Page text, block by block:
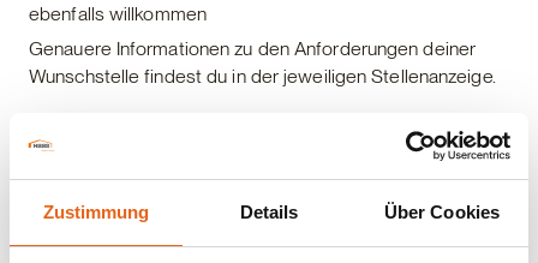
Zustimmung Details Über Cookies
ebenfalls willkommen
Genauere Informationen zu den Anforderungen deiner
Wunschstelle findest du in der jeweiligen Stellenanzeige.